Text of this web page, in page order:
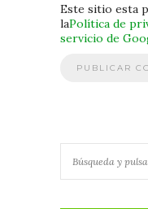
Este sitio esta
laPolítica de
servicio de